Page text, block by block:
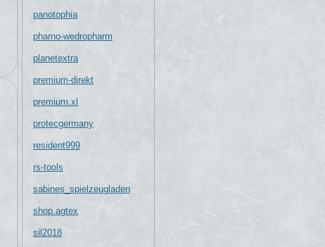
panotophia
pharno-wedropharm
planetextra
premium-direkt
premium.xl
protecgermany
resident999
rs-tools
sabines_spielzeugladen
shop.agtex
sil2018